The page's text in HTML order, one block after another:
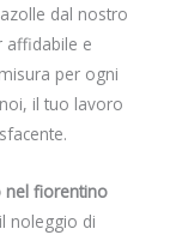
dal nostro
affidabile e
per ogni
il tuo lavoro
nel fiorentino
noleggio di